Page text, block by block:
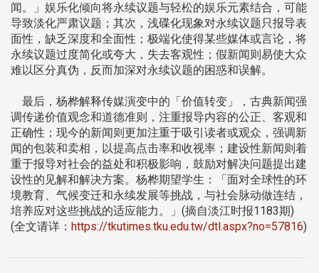
闻。」娱乐化倾向将永续议题与轻松的娱乐元素结合，可能
导致淡化严肃议题；其次，浅碟化现象对永续议题只报导表
面性，缺乏深度和全面性；极端化使得某些媒体或言论，将
永续议题过度简化或夸大，失去客观性；假新闻则易使大众
难以区分真伪，反而加深对永续议题的困惑和误解。
最后，杨桦解释传媒演变中的「价值转变」，古典新闻强
调传递价值观念和道德准则，注重报导内容的公正、客观和
正确性；现今的新闻则更加注重于吸引读者或观众，强调新
闻的包装和卖相，以提高点击率和收视率；建设性新闻则着
重于报导对社会的益处和积极影响，鼓励对解决问题提出建
设性的见解和解决方案。杨桦期望学生：「面对全球性的环
境教育、气候变迁和永续发展等挑战，与社会脉动做连结，
培养应对这些挑战的适应能力。」(摘自淡江时报1183期)
(全文请详： https://tkutimes.tku.edu.tw/dtl.aspx?no=57816)